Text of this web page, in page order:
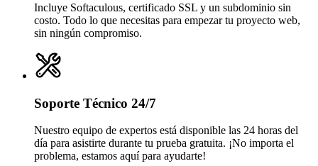
Incluye Softaculous, certificado SSL y un subdominio sin
costo. Todo lo que necesitas para empezar tu proyecto web,
sin ningún compromiso.
Soporte Técnico 24/7
Nuestro equipo de expertos está disponible las 24 horas del
día para asistirte durante tu prueba gratuita. ¡No importa el
problema, estamos aquí para ayudarte!